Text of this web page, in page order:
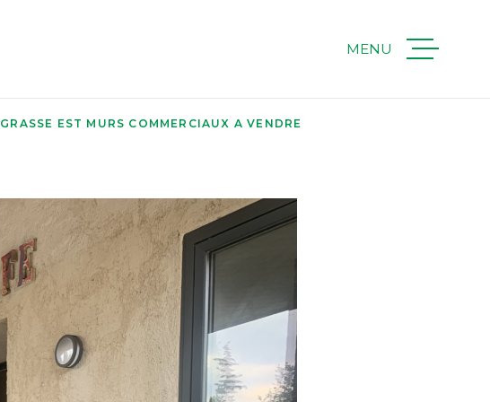
ACHETER
MENU
GRASSE EST MURS COMMERCIAUX A VENDRE